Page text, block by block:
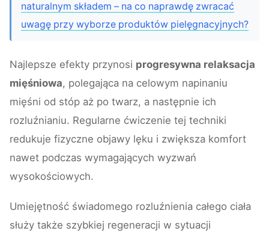
naturalnym składem – na co naprawdę zwracać
uwagę przy wyborze produktów pielęgnacyjnych?
Najlepsze efekty przynosi progresywna relaksacja
mięśniowa, polegająca na celowym napinaniu
mięśni od stóp aż po twarz, a następnie ich
rozluźnianiu. Regularne ćwiczenie tej techniki
redukuje fizyczne objawy lęku i zwiększa komfort
nawet podczas wymagających wyzwań
wysokościowych.
Umiejętność świadomego rozluźnienia całego ciała
służy także szybkiej regeneracji w sytuacji